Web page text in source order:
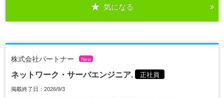
気になる
株式会社パートナー New
ネットワーク・サーバエンジニア. 正社員
掲載終了日：2026/9/3